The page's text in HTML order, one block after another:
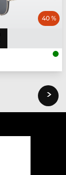
40 %
›